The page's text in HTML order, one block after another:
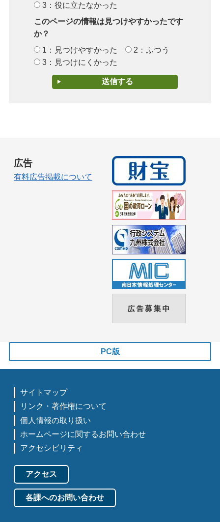
3：役に立たなかった
このページの情報は見つけやすかったです
か？
1：見つけやすかった
2：ふつう
3：見つけにくかった
広告
有料広告掲載について
PC版
サイトマップ
リンク・著作権について
個人情報の取り扱い
ホームページに関するお問い合わせ
アクセシビリティ
アクセス
各課へのお問い合わせ